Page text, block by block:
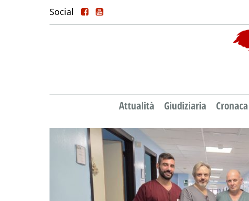
Social
Attualità Giudiziaria